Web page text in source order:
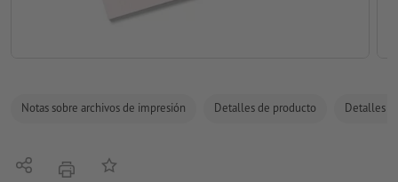
Notas sobre archivos de impresión Detalles de producto Detalles
CompartirimprimirAñadir a lista de favoritos